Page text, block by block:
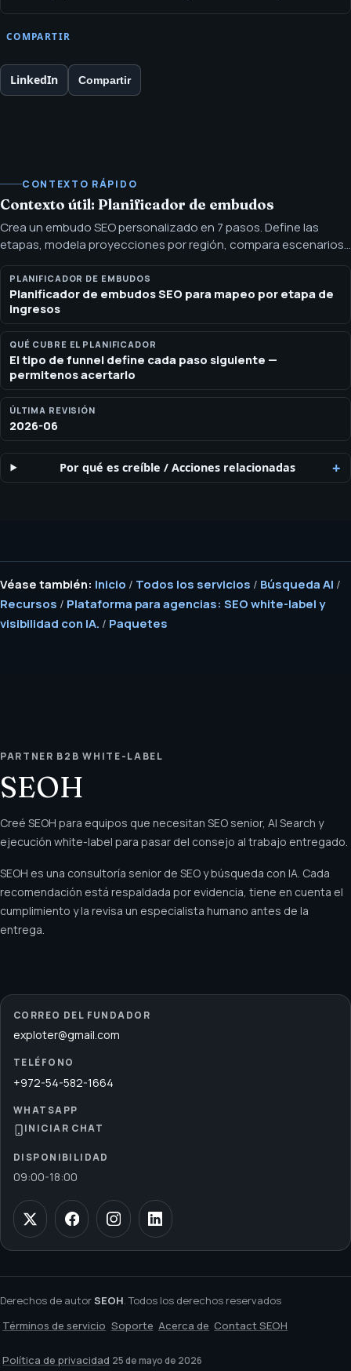
COMPARTIR
LinkedIn Compartir
CONTEXTO RÁPIDO
Contexto útil: Planificador de embudos
Crea un embudo SEO personalizado en 7 pasos. Define las
etapas, modela proyecciones por región, compara escenarios
y descarga un plan en PDF con tu marca. Usa el planificador para
elegir un tipo de embudo, mapear canales de tráfico, definir
ofertas, establecer objetivos de audiencia, construir etapas,
modelar proyecciones y exportar un plan con marca.
PLANIFICADOR DE EMBUDOS
Planificador de embudos SEO para mapeo por etapa de
ingresos
QUÉ CUBRE EL PLANIFICADOR
El tipo de funnel define cada paso siguiente —
permitenos acertarlo
ÚLTIMA REVISIÓN
2026-06
Por qué es creíble / Acciones relacionadas
Véase también: Inicio / Todos los servicios / Búsqueda AI /
Recursos / Plataforma para agencias: SEO white-label y
visibilidad con IA. / Paquetes
PARTNER B2B WHITE-LABEL
SEOH
Creé SEOH para equipos que necesitan SEO senior, AI Search y
ejecución white-label para pasar del consejo al trabajo entregado.
SEOH es una consultoría senior de SEO y búsqueda con IA. Cada
recomendación está respaldada por evidencia, tiene en cuenta el
cumplimiento y la revisa un especialista humano antes de la
entrega.
CORREO DEL FUNDADOR
exploter@gmail.com
TELÉFONO
+972-54-582-1664
WHATSAPP
INICIAR CHAT
DISPONIBILIDAD
09:00-18:00
Derechos de autorSEOH. Todos los derechos reservados
Términos de servicio Soporte Acerca de Contact SEOH
Política de privacidad 25 de mayo de 2026